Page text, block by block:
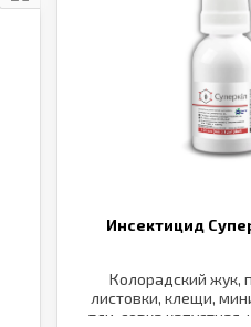
Инсектицид
Колорадский жук,
листовки, клещи,
тли, совка